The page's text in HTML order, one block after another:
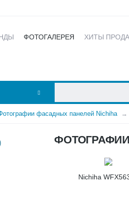
ФОТОГАЛЕРЕЯ ХИТЫ
фасадных панелей Nichiha
ФОТОГРАФИИ
Nichiha